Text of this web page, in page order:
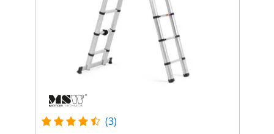
(3)